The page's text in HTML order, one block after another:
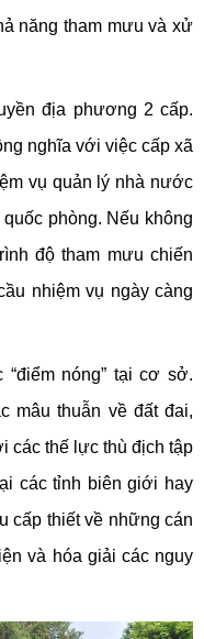
năng tham mưu và xử
địa phương 2 cấp.
nghĩa với việc cấp xã
vụ quản lý nhà nước
phòng. Nếu không
độ tham mưu chiến
nhiệm vụ ngày càng
nóng” tại cơ sở.
mâu thuẫn về đất đai,
các thế lực thù địch tập
các tỉnh biên giới hay
cấp thiết về những cán
và hóa giải các nguy